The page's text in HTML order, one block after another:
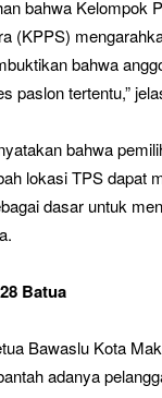
bahwa Kelompok
(KPPS)
bahwa
paslon tertentu,”
bahwa
lokasi TPS dapat
dasar untuk
Batua
Bawaslu Kota
adanya